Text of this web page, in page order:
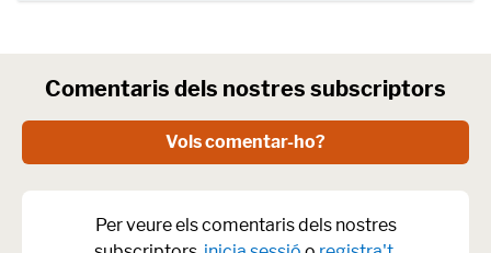
Comentaris dels nostres subscriptors
Vols comentar-ho?
Per veure els comentaris dels nostres